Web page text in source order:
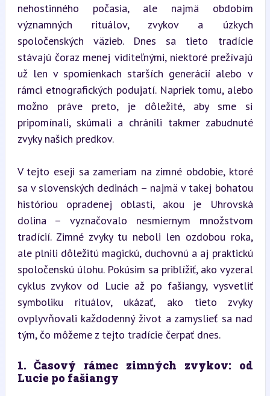
nehostinného počasia, ale najmä obdobím
významných rituálov, zvykov a úzkych
spoločenských väzieb. Dnes sa tieto tradície
stávajú čoraz menej viditeľnými, niektoré prežívajú
už len v spomienkach starších generácií alebo v
rámci etnografických podujatí. Napriek tomu, alebo
možno práve preto, je dôležité, aby sme si
pripomínali, skúmali a chránili takmer zabudnuté
zvyky našich predkov.
V tejto eseji sa zameriam na zimné obdobie, ktoré
sa v slovenských dedinách – najmä v takej bohatou
históriou opradenej oblasti, akou je Uhrovská
dolina – vyznačovalo nesmiernym množstvom
tradícií. Zimné zvyky tu neboli len ozdobou roka,
ale plnili dôležitú magickú, duchovnú a aj praktickú
spoločenskú úlohu. Pokúsim sa priblížiť, ako vyzeral
cyklus zvykov od Lucie až po fašiangy, vysvetliť
symboliku rituálov, ukázať, ako tieto zvyky
ovplyvňovali každodenný život a zamyslieť sa nad
tým, čo môžeme z tejto tradície čerpať dnes.
1. Časový rámec zimných zvykov: od
Lucie po fašiangy